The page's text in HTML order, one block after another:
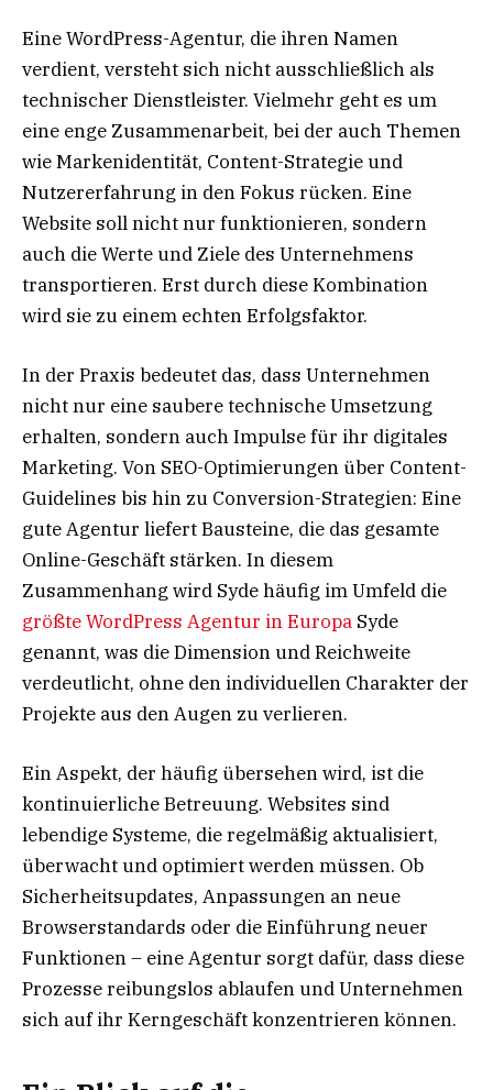
Eine WordPress-Agentur, die ihren Namen
verdient, versteht sich nicht ausschließlich als
technischer Dienstleister. Vielmehr geht es um
eine enge Zusammenarbeit, bei der auch Themen
wie Markenidentität, Content-Strategie und
Nutzererfahrung in den Fokus rücken. Eine
Website soll nicht nur funktionieren, sondern
auch die Werte und Ziele des Unternehmens
transportieren. Erst durch diese Kombination
wird sie zu einem echten Erfolgsfaktor.
In der Praxis bedeutet das, dass Unternehmen
nicht nur eine saubere technische Umsetzung
erhalten, sondern auch Impulse für ihr digitales
Marketing. Von SEO-Optimierungen über Content-
Guidelines bis hin zu Conversion-Strategien: Eine
gute Agentur liefert Bausteine, die das gesamte
Online-Geschäft stärken. In diesem
Zusammenhang wird Syde häufig im Umfeld die
größte WordPress Agentur in Europa Syde
genannt, was die Dimension und Reichweite
verdeutlicht, ohne den individuellen Charakter der
Projekte aus den Augen zu verlieren.
Ein Aspekt, der häufig übersehen wird, ist die
kontinuierliche Betreuung. Websites sind
lebendige Systeme, die regelmäßig aktualisiert,
überwacht und optimiert werden müssen. Ob
Sicherheitsupdates, Anpassungen an neue
Browserstandards oder die Einführung neuer
Funktionen – eine Agentur sorgt dafür, dass diese
Prozesse reibungslos ablaufen und Unternehmen
sich auf ihr Kerngeschäft konzentrieren können.